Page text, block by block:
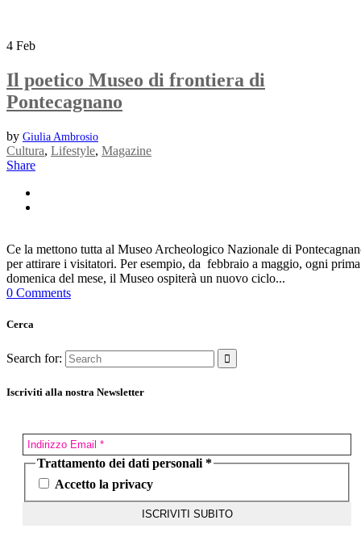
4 Feb
Il poetico Museo di frontiera di
Pontecagnano
by Giulia Ambrosio
Cultura, Lifestyle, Magazine
Share
Ce la mettono tutta al Museo Archeologico Nazionale di
per attirare i visitatori. Per esempio, da febbraio a maggio, ogni prima
domenica del mese, il Museo ospiterà un nuovo ciclo...
0 Comments
Cerca
Search for:
Iscriviti alla nostra Newsletter
Trattamento dei dati personali *
Accetto la privacy